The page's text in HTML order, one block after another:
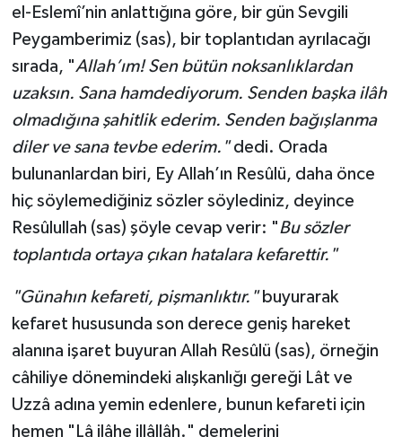
el-Eslemî’nin anlattığına göre, bir gün Sevgili
Peygamberimiz (sas), bir toplantıdan ayrılacağı
sırada, "Allah’ım! Sen bütün noksanlıklardan
uzaksın. Sana hamdediyorum. Senden başka ilâh
olmadığına şahitlik ederim. Senden bağışlanma
diler ve sana tevbe ederim."dedi. Orada
bulunanlardan biri, Ey Allah’ın Resûlü, daha önce
hiç söylemediğiniz sözler söylediniz, deyince
Resûlullah (sas) şöyle cevap verir: "Bu sözler
toplantıda ortaya çıkan hatalara kefarettir."
"Günahın kefareti, pişmanlıktır."buyurarak
kefaret hususunda son derece geniş hareket
alanına işaret buyuran Allah Resûlü (sas), örneğin
câhiliye dönemindeki alışkanlığı gereği Lât ve
Uzzâ adına yemin edenlere, bunun kefareti için
hemen "Lâ ilâhe illâllâh." demelerini